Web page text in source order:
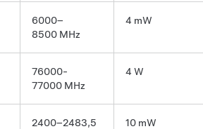
6000–
8500 MHz
4 mW
76000-
77000 MHz
4 W
2400–2483,5
10 mW